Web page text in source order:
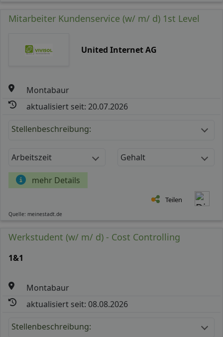
Mitarbeiter Kundenservice (w/ m/ d) 1st Level
United Internet AG
Montabaur
aktualisiert seit: 20.07.2026
Stellenbeschreibung:
Arbeitszeit Gehalt
mehr Details
Teilen
Quelle: meinestadt.de
Werkstudent (w/ m/ d) - Cost Controlling
1&1
Montabaur
aktualisiert seit: 08.08.2026
Stellenbeschreibung: